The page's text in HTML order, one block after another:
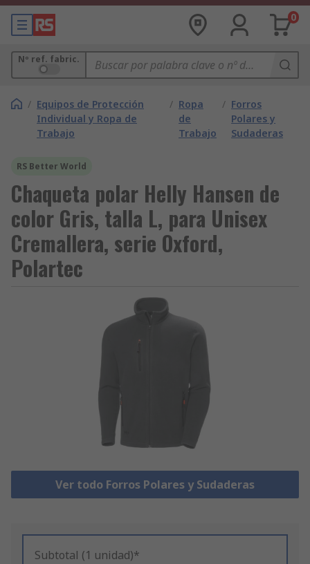
0
Nº ref. fabric.
/ Equipos de Protección
Individual y Ropa de
Trabajo
/ Ropa
de
Trabajo
/ Forros
Polares y
Sudaderas
RS Better World
Chaqueta polar Helly Hansen de
color Gris, talla L, para Unisex
Cremallera, serie Oxford,
Polartec
Ver todo Forros Polares y Sudaderas
Subtotal (1 unidad)*